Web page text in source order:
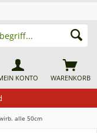
WARENKORB
KONTO
alle 50cm